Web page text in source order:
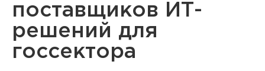
поставщиков ИТ-
решений для
госсектора